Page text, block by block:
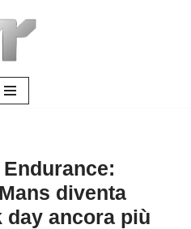
diventa
day ancora più